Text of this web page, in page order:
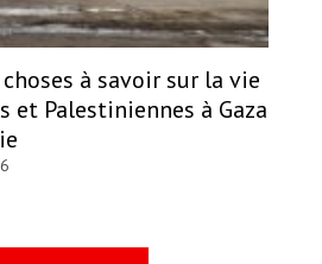
à savoir sur la vie
et Palestiniennes à Gaza